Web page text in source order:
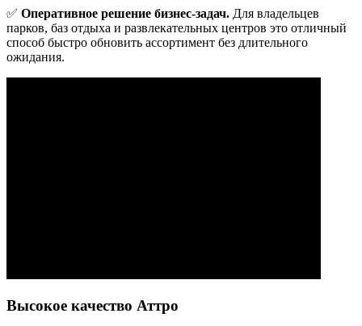
✅ Оперативное решение бизнес-задач. Для владельцев
парков, баз отдыха и развлекательных центров это отличный
способ быстро обновить ассортимент без длительного
ожидания.
Высокое качество Аттро